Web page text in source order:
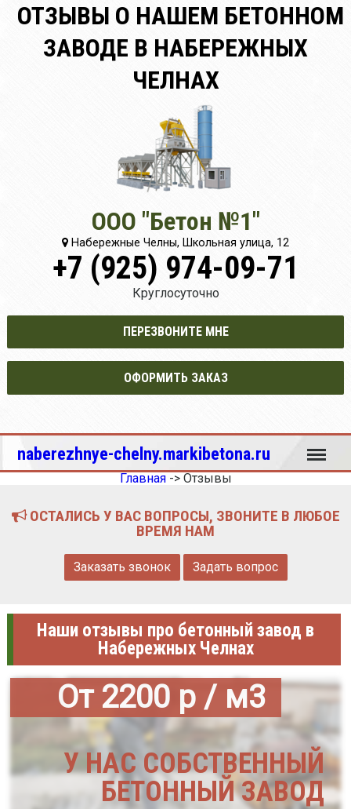
ОТЗЫВЫ О НАШЕМ БЕТОННОМ
ЗАВОДЕ В НАБЕРЕЖНЫХ
ЧЕЛНАХ
ООО "Бетон №1"
Набережные Челны, Школьная улица, 12
+7 (925) 974-09-71
Круглосуточно
ПЕРЕЗВОНИТЕ МНЕ
ОФОРМИТЬ ЗАКАЗ
naberezhnye-chelny.markibetona.ru Меню
Главная-> Отзывы
ОСТАЛИСЬ У ВАС ВОПРОСЫ, ЗВОНИТЕ В ЛЮБОЕ
ВРЕМЯ НАМ
Заказать звонок Задать вопрос
Наши отзывы про бетонный завод в
Набережных Челнах
От 2200 р / м3
У НАС СОБСТВЕННЫЙ
БЕТОННЫЙ ЗАВОД